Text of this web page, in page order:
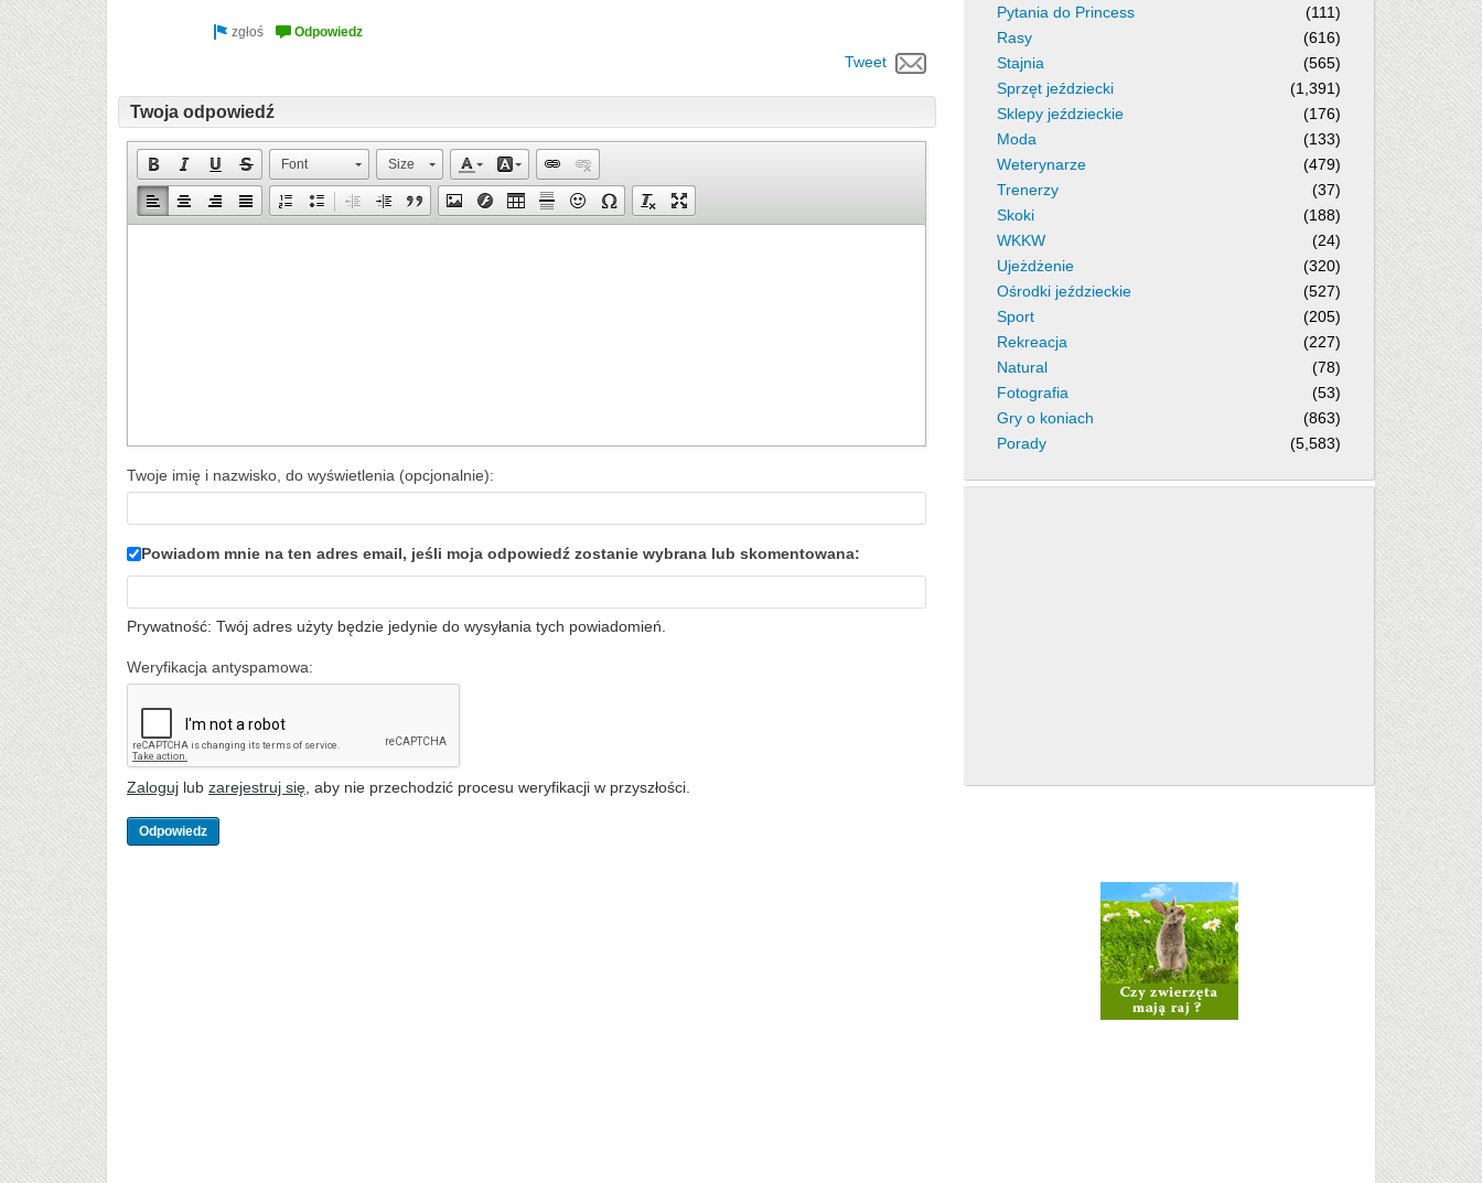
Tweet
Twoja odpowiedź
Font Size
Twoje imię i nazwisko, do wyświetlenia (opcjonalnie):
Powiadom mnie na ten adres email, jeśli moja odpowiedź zostanie wybrana lub skomentowana:
Prywatność: Twój adres użyty będzie jedynie do wysyłania tych powiadomień.
Weryfikacja antyspamowa:
Zaloguj lub zarejestruj się , aby nie przechodzić procesu weryfikacji w przyszłości.
Pytania do Princess
(111)
Rasy
(616)
Stajnia
(565)
Sprzęt jeździecki
(1,391)
Sklepy jeździeckie
(176)
Moda
(133)
Weterynarze
(479)
Trenerzy
(37)
Skoki
(188)
WKKW
(24)
Ujeżdżenie
(320)
Ośrodki jeździeckie
(527)
Sport
(205)
Rekreacja
(227)
Natural
(78)
Fotografia
(53)
Gry o koniach
(863)
Porady
(5,583)